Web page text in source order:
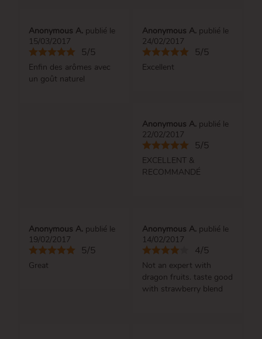
Anonymous A. publié le
15/03/2017
5/5
Enfin des arômes avec
un goût naturel
Anonymous A. publié le
24/02/2017
5/5
Excellent
Anonymous A. publié le
22/02/2017
5/5
EXCELLENT &
RECOMMANDÉ
Anonymous A. publié le
19/02/2017
5/5
Great
Anonymous A. publié le
14/02/2017
4/5
Not an expert with
dragon fruits. taste good
with strawberry blend